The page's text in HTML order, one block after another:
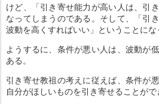
けど、「引き寄せ能力が高い人は、引
なってしまうのである。そして、「引
波動を高くすればいい」ということにな
ようするに、条件が悪い人は、波動が
ある。
引き寄せ教祖の考えに従えば、条件が
自分がほしいものを引き寄せることがで